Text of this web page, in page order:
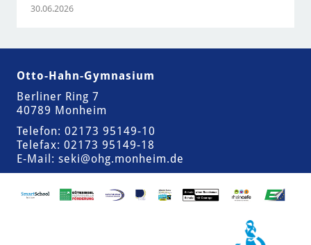
30.06.2026
Otto-Hahn-Gymnasium
Berliner Ring 7
40789 Monheim
Telefon: 02173 95149-10
Telefax: 02173 95149-18
E-Mail: seki@ohg.monheim.de